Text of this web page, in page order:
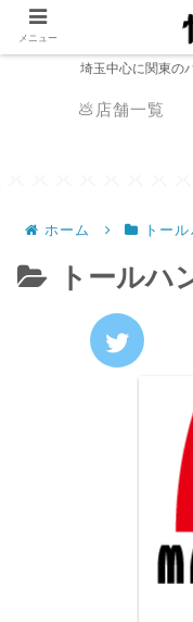
埼玉中心に関東の
💩店舗一覧
ホーム トー
トールハ
メニュー